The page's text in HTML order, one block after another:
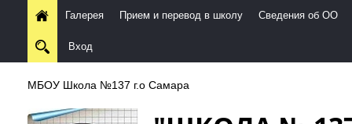
Галерея Прием и перевод в школу Сведения об ОО
Вход
МБОУ Школа №137 г.о Самара